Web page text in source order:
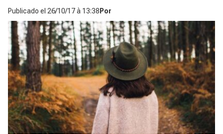
Publicado el 26/10/17 à 13:38 Por